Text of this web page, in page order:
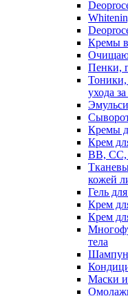
Кремы в
Пенки,
Тоники,
ухода
Кремы
Крем
BB,
кожей
Гель
Крем
Крем
тела
Маски и